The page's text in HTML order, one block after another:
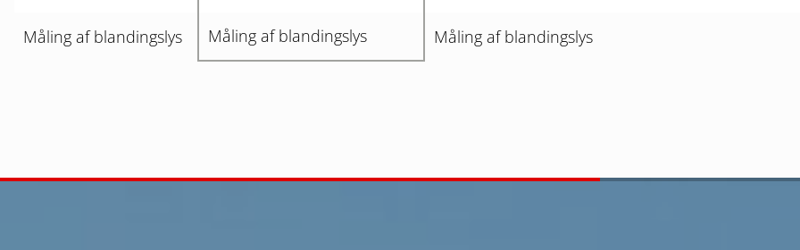
Måling af blandingslys Måling af blandingslys Måling af blandingslys